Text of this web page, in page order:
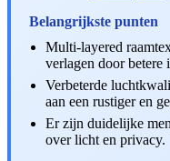
Belangrijkste punten
Multi-layered
verlagen door betere
Verbeterde
aan een rustiger en
Er zijn duidelijke
over licht en privacy.